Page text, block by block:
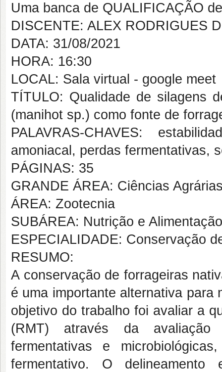
Uma banca de QUALIFICAÇÃO
DISCENTE: ALEX RODRIGUES
DATA: 31/08/2021
HORA: 16:30
LOCAL: Sala virtual - google meet
TÍTULO: Qualidade de silagens
(manihot sp.) como fonte de
PALAVRAS-CHAVES:
amoniacal, perdas fermentativas,
PÁGINAS: 35
GRANDE ÁREA: Ciências
ÁREA: Zootecnia
SUBÁREA: Nutrição e
ESPECIALIDADE: Conservação
RESUMO:
A conservação de forrageiras
é uma importante alternativa
objetivo do trabalho foi avaliar a
(RMT) através da avaliação
fermentativas e
fermentativo. O delineamento